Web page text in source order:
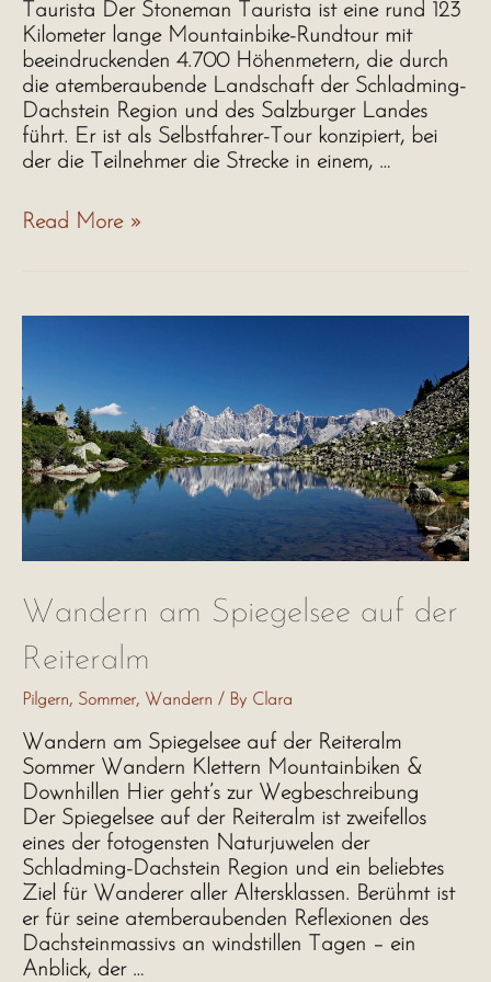
Taurista Der Stoneman Taurista ist eine rund 123
Kilometer lange Mountainbike-Rundtour mit
beeindruckenden 4.700 Höhenmetern, die durch
die atemberaubende Landschaft der Schladming-
Dachstein Region und des Salzburger Landes
führt. Er ist als Selbstfahrer-Tour konzipiert, bei
der die Teilnehmer die Strecke in einem, …
Stoneman
Read More »
Wandern am Spiegelsee auf der
Reiteralm
Pilgern, Sommer, Wandern / By Clara
Wandern am Spiegelsee auf der Reiteralm
Sommer Wandern Klettern Mountainbiken &
Downhillen Hier geht’s zur Wegbeschreibung
Der Spiegelsee auf der Reiteralm ist zweifellos
eines der fotogensten Naturjuwelen der
Schladming-Dachstein Region und ein beliebtes
Ziel für Wanderer aller Altersklassen. Berühmt ist
er für seine atemberaubenden Reflexionen des
Dachsteinmassivs an windstillen Tagen – ein
Anblick, der …